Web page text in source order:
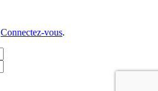
Connectez-vous.